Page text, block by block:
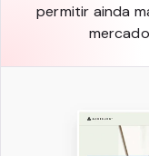
permitir ainda